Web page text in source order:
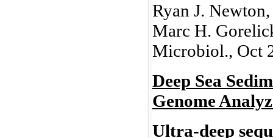
Ryan J.
Marc H.
Microbiol., Oct
Deep Sea
Genome
Ultra-deep